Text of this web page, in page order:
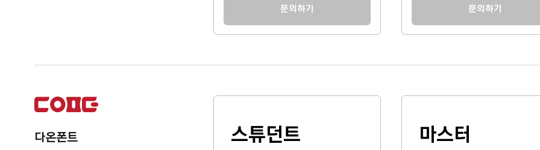
문의하기 문의하기
다온폰트 스튜던트 마스터